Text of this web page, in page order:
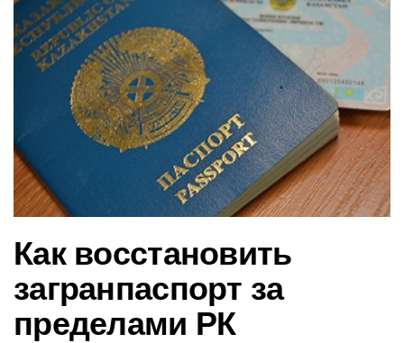
а
Как восстановить
загранпаспорт за
пределами РК